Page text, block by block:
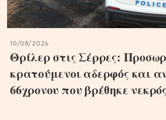
10/08/2026
Θρίλερ στις Σέρρες:
κρατούμενοι αδερφός και
66χρονου που βρέθηκε νεκρός